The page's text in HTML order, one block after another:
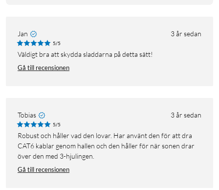
Jan 3 år sedan
5/5
Väldigt bra att skydda sladdarna på detta sätt!
Gå till recensionen
Tobias 3 år sedan
5/5
Robust och håller vad den lovar. Har använt den för att dra
CAT6 kablar genom hallen och den håller för när sonen drar
över den med 3-hjulingen.
Gå till recensionen